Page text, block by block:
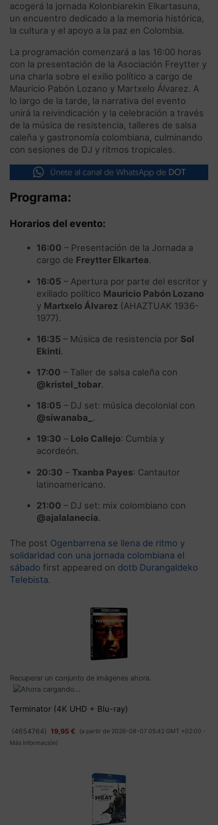
acogerá la jornada Kolonbiarekin Elkartasuna,
un encuentro dedicado a la memoria histórica,
la cultura y el apoyo a la paz en Colombia.
La programación comenzará a las 16:00 horas
con la presentación de la Asociación Freytter y
una charla sobre el exilio político a cargo de
Mauricio Pabón Lozano y Martxelo Álvarez. A
lo largo de la tarde, la narrativa del evento
unirá la reivindicación y la celebración a través
de la música de resistencia, talleres de salsa
caleña y gastronomía colombiana, culminando
con sesiones de DJ y ritmos tropicales.
Programa:
Horarios del evento:
16:00 – Presentación de la Jornada a
cargo de Freytter Elkartea.
16:05 – Apertura por parte del escritor y
exiliado político Mauricio Pabón Lozano
y Martxelo Álvarez (AHAZTUAK 1936-
1977).
16:35 – Música de resistencia por Sol
Ekinti.
17:00 – Taller de salsa caleña con
@kristel_tobar.
18:05 – DJ set: música decolonial con
@siwanaba_ .
19:30 – Lolo Callejo: Cumbia y
acordeón.
20:30 – Txanba Payes: Cantautor
latinoamericano.
21:00 – DJ set: mix colombiano con
@ajalalanecia.
The post Ogenbarrena se llena de ritmo y
solidaridad con una jornada colombiana el
sábado first appeared on dotb Durangaldeko
Telebista.
Recuperar un conjunto de imágenes ahora.
Terminator (4K UHD + Blu-ray)
(4654764) 19,95 €
(a partir de 2026-08-07 05:42 GMT +02:00 -
Más información)